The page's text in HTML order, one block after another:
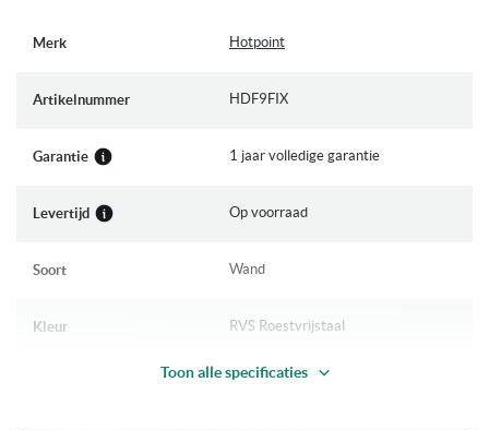
Merk Hotpoint
Artikelnummer HDF9FIX
Garantie 1 jaar volledige garantie
Levertijd Op voorraad
Soort Wand
Kleur RVS Roestvrijstaal
Design
Toon alle specificaties